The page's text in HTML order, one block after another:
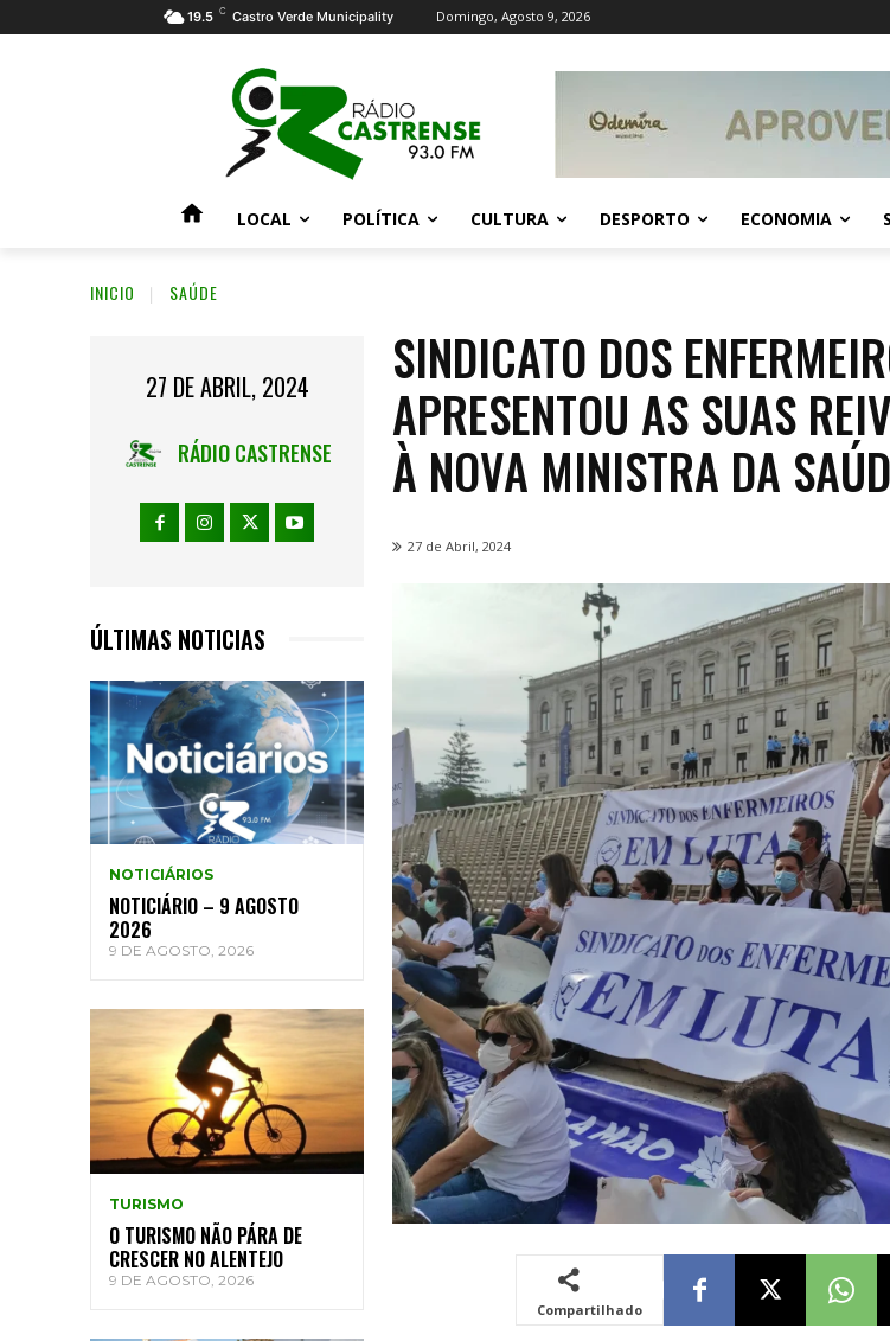
19.5 C Castro Verde Municipality Domingo, Agosto 9, 2026
LOCAL POLÍTICA CULTURA DESPORTO ECONOMIA
INICIO SAÚDE
27 DE ABRIL, 2024
RÁDIO CASTRENSE
ÚLTIMAS NOTICIAS
NOTICIÁRIOS
NOTICIÁRIO – 9 AGOSTO
2026
9 DE AGOSTO, 2026
TURISMO
O TURISMO NÃO PÁRA DE
CRESCER NO ALENTEJO
9 DE AGOSTO, 2026
SINDICATO DOS
APRESENTOU AS SUAS
À NOVA MINISTRA DA
27 de Abril, 2024
Compartilhado